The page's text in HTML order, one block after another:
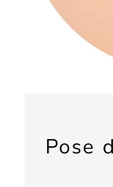
Pose